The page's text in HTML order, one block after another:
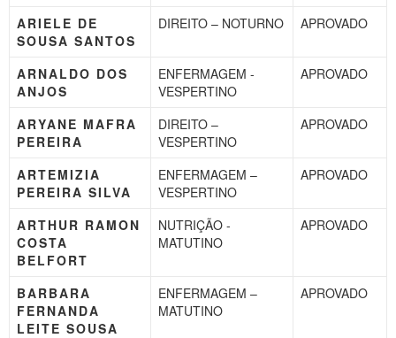
ARIELE DE
SOUSA SANTOS
DIREITO – NOTURNO APROVADO
ARNALDO DOS
ANJOS
ENFERMAGEM -
VESPERTINO
APROVADO
ARYANE MAFRA
PEREIRA
DIREITO –
VESPERTINO
APROVADO
ARTEMIZIA
PEREIRA SILVA
ENFERMAGEM –
VESPERTINO
APROVADO
ARTHUR RAMON
COSTA
BELFORT
NUTRIÇÃO -
MATUTINO
APROVADO
BARBARA
FERNANDA
LEITE SOUSA
ENFERMAGEM –
MATUTINO
APROVADO